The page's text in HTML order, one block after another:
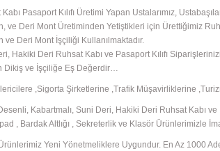
Pasaport Kılıfı Üretimi Yapan Ustalarımız,
ve Deri Mont Üretiminden Yetiştikleri için Ürettiğimiz
ve Deri Mont İşçiliği Kullanılmaktadır.
Hakiki Deri Ruhsat Kabı ve Pasaport Kılıfı
Dikiş ve İşçiliğe Eş Değerdir…
,Sigorta Şirketlerine ,Trafik Müşavirliklerine
Kabartmalı, Suni Deri, Hakiki Deri Ruhsat Kabı ve
, Bardak Altlığı , Sekreterlik ve Klasör Ürünlerimizle
Yeni Yönetmeliklere Uygundur. En Az 1000